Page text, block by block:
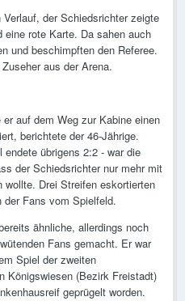
der Schiedsrichter zeigte
eine rote Karte. Da sahen auch
und beschimpften den Referee.
aus der Arena.
auf dem Weg zur Kabine einen
berichtete der 46-Jährige.
übrigens 2:2 - war die
der Schiedsrichter nur mehr mit
Drei Streifen eskortierten
Fans vom Spielfeld.
ähnliche, allerdings noch
Fans gemacht. Er war
Spiel der zweiten
Königswiesen (Bezirk Freistadt)
geprügelt worden.